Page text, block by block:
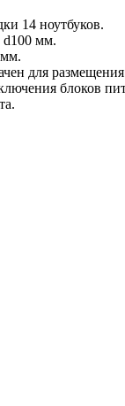
14 ноутбуков.
d100 мм.
для
блоков